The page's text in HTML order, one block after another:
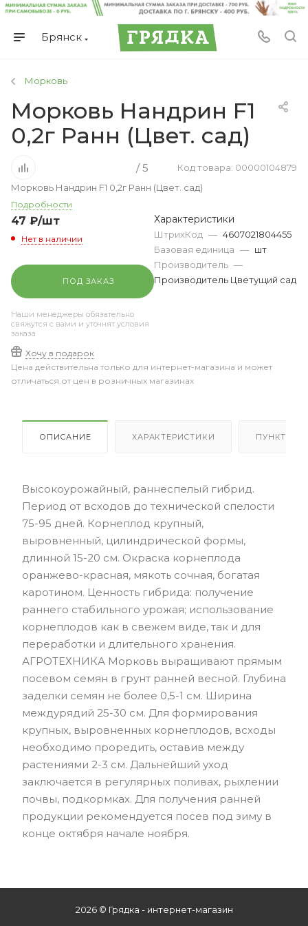
Брянск
Морковь
Морковь Нандрин F1
0,2г Ранн (Цвет. сад)
/ 5
Код товара: 00000104879
Морковь Нандрин F1 0,2г Ранн (Цвет. сад)
Подробности
47 ₽/шт
Нет в наличии
ПОД ЗАКАЗ
Наши менеджеры обязательно
свяжутся с вами и уточнят условия
заказа
Хочу в подарок
Характеристики
ШтрихКод — 4607021804455
Базовая единица — шт
Производитель —
Производитель Цветущий сад
Цена действительна только для интернет-магазина и может
отличаться от цен в розничных магазинах
ОПИСАНИЕ ХАРАКТЕРИСТИКИ ПУНКТЫ
Высокоурожайный, раннеспелый гибрид.
Период от всходов до технической спелости
75-95 дней. Корнеплод крупный,
выровненный, цилиндрической формы,
длинной 15-20 см. Окраска корнеплода
оранжево-красная, мякоть сочная, богатая
каротином. Ценность гибрида: получение
раннего стабильного урожая; использование
корнеплодов как в свежем виде, так и для
переработки и длительного хранения.
АГРОТЕХНИКА Морковь выращивают прямым
посевом семян в грунт ранней весной. Глубина
заделки семян не более 0,5-1 см. Ширина
междурядий 25-30 см. Для формирования
крупных, выровненных корнеплодов, всходы
необходимо проредить, оставив между
растениями 2-3 см. Дальнейший уход
заключается в регулярных поливах, рыхлении
почвы, подкормках. Для получения ранней
продукции рекомендуется посев под зиму в
конце октября начале ноября.
2026 © Грядка - интернет-магазин